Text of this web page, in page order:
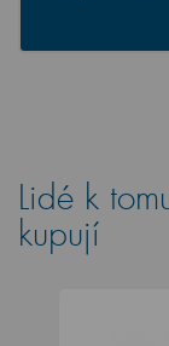
Lidé k
kupují